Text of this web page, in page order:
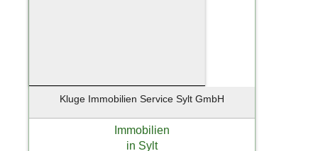
Kluge Immobilien Service Sylt GmbH
Immobilien
in Sylt